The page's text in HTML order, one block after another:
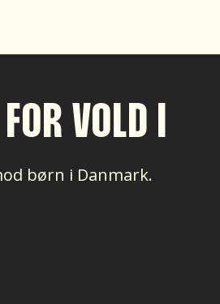
VOLD I
børn i Danmark.